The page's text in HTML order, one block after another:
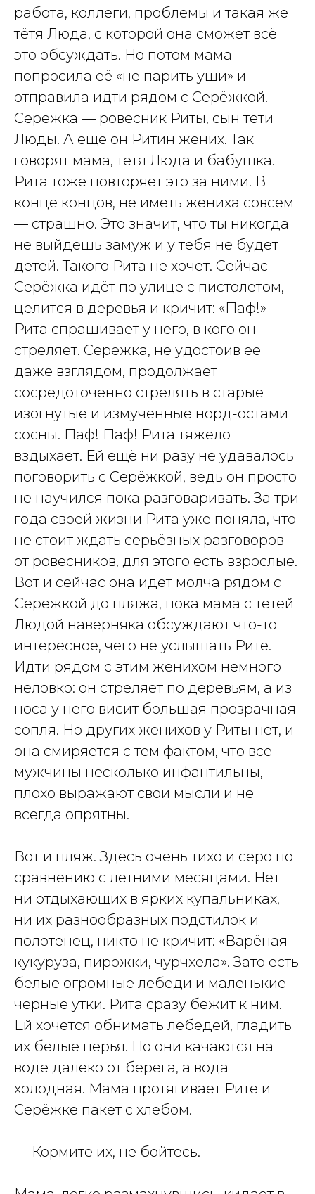
работа, коллеги, проблемы и такая же
тётя Люда, с которой она сможет всё
это обсуждать. Но потом мама
попросила её «не парить уши» и
отправила идти рядом с Серёжкой.
Серёжка — ровесник Риты, сын тёти
Люды. А ещё он Ритин жених. Так
говорят мама, тётя Люда и бабушка.
Рита тоже повторяет это за ними. В
конце концов, не иметь жениха совсем
— страшно. Это значит, что ты никогда
не выйдешь замуж и у тебя не будет
детей. Такого Рита не хочет. Сейчас
Серёжка идёт по улице с пистолетом,
целится в деревья и кричит: «Паф!»
Рита спрашивает у него, в кого он
стреляет. Серёжка, не удостоив её
даже взглядом, продолжает
сосредоточенно стрелять в старые
изогнутые и измученные норд-остами
сосны. Паф! Паф! Рита тяжело
вздыхает. Ей ещё ни разу не удавалось
поговорить с Серёжкой, ведь он просто
не научился пока разговаривать. За три
года своей жизни Рита уже поняла, что
не стоит ждать серьёзных разговоров
от ровесников, для этого есть взрослые.
Вот и сейчас она идёт молча рядом с
Серёжкой до пляжа, пока мама с тётей
Людой наверняка обсуждают что-то
интересное, чего не услышать Рите.
Идти рядом с этим женихом немного
неловко: он стреляет по деревьям, а из
носа у него висит большая прозрачная
сопля. Но других женихов у Риты нет, и
она смиряется с тем фактом, что все
мужчины несколько инфантильны,
плохо выражают свои мысли и не
всегда опрятны.
Вот и пляж. Здесь очень тихо и серо по
сравнению с летними месяцами. Нет
ни отдыхающих в ярких купальниках,
ни их разнообразных подстилок и
полотенец, никто не кричит: «Варёная
кукуруза, пирожки, чурчхела». Зато есть
белые огромные лебеди и маленькие
чёрные утки. Рита сразу бежит к ним.
Ей хочется обнимать лебедей, гладить
их белые перья. Но они качаются на
воде далеко от берега, а вода
холодная. Мама протягивает Рите и
Серёжке пакет с хлебом.
— Кормите их, не бойтесь.